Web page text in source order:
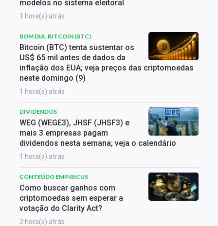
modelos no sistema eleitoral
1 hora(s) atrás
BOM DIA, BITCOIN (BTC)
Bitcoin (BTC) tenta sustentar os
US$ 65 mil antes de dados da
inflação dos EUA; veja preços das criptomoedas
neste domingo (9)
1 hora(s) atrás
DIVIDENDOS
WEG (WEGE3), JHSF (JHSF3) e
mais 3 empresas pagam
dividendos nesta semana; veja o calendário
1 hora(s) atrás
CONTEÚDO EMPIRICUS
Como buscar ganhos com
criptomoedas sem esperar a
votação do Clarity Act?
2 hora(s) atrás